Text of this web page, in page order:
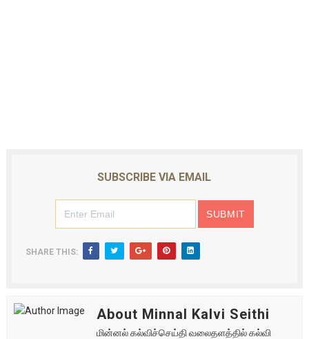
SUBSCRIBE VIA EMAIL
SHARE THIS:
About Minnal Kalvi Seithi
மின்னல் கல்விச்செய்தி வலைதளத்தில் கல்வி